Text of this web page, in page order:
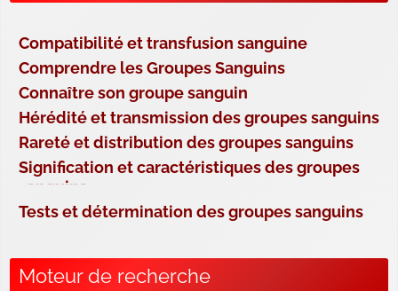
Compatibilité et transfusion sanguine
Comprendre les Groupes Sanguins
Connaître son groupe sanguin
Hérédité et transmission des groupes sanguins
Rareté et distribution des groupes sanguins
Signification et caractéristiques des groupes
sanguins
Tests et détermination des groupes sanguins
Moteur de recherche